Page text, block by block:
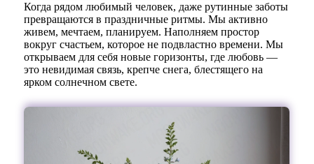
Когда рядом любимый человек, даже рутинные заботы
превращаются в праздничные ритмы. Мы активно
живем, мечтаем, планируем. Наполняем простор
вокруг счастьем, которое не подвластно времени. Мы
открываем для себя новые горизонты, где любовь —
это невидимая связь, крепче снега, блестящего на
ярком солнечном свете.